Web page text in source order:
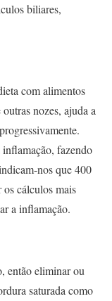
biliares,
com alimentos
nozes, ajuda a
inflamação, fazendo
nos que 400
cálculos mais
a inflamação.
então eliminar ou
saturada como